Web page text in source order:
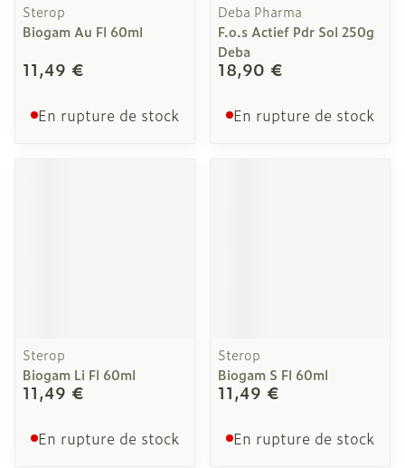
Sterop
Biogam Au Fl 60ml
11,49 €
En rupture de stock
Deba Pharma
F.o.s Actief Pdr Sol 250g
Deba
18,90 €
En rupture de stock
Sterop
Biogam Li Fl 60ml
11,49 €
En rupture de stock
Sterop
Biogam S Fl 60ml
11,49 €
En rupture de stock